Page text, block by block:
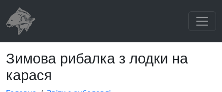
Зимова рибалка з лодки на
карася